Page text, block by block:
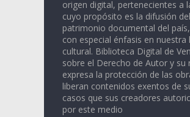
origen digital, pertenecientes a
cuyo propósito es la difusión
patrimonio documental del
con especial énfasis en
cultural. Biblioteca Digital de
sobre el Derecho de Autor y
expresa la protección de las
liberan contenidos exentos de
casos que sus creadores
por este medio